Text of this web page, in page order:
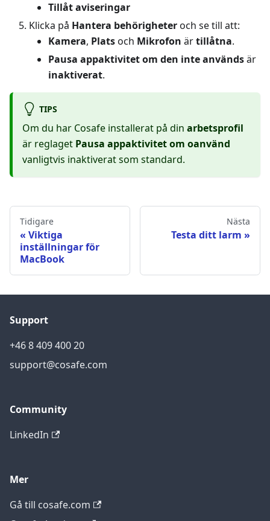
Tillåt aviseringar
Klicka på Hantera behörigheteroch se till att:
Kamera, Platsoch Mikrofon ärtillåtna.
Pausa appaktivitet om den inte användsär
inaktiverat.
TIPS
Om du har Cosafe installerat på din arbetsprofil
är reglaget Pausa appaktivitet om oanvänd
vanligtvis inaktiverat som standard.
Tidigare
Viktiga
inställningar för
MacBook
Nästa
Testa ditt larm
Support
+46 8 409 400 20
support@cosafe.com
Community
LinkedIn
Mer
Gå till cosafe.com